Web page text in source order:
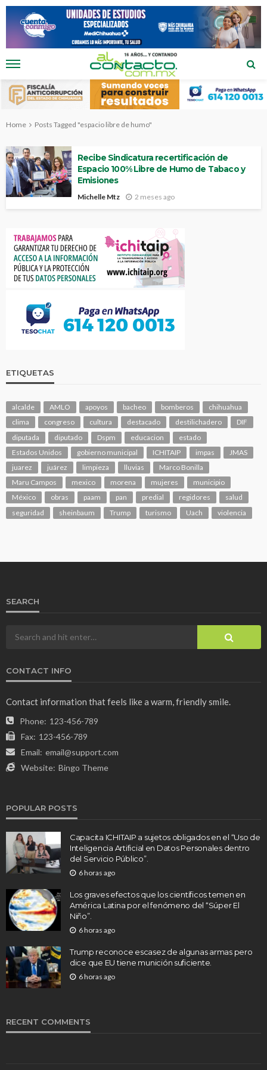
Home Posts Tagged "espacio libre de humo"
Recibe Sindicatura recertificación de
Espacio 100% Libre de Humo de Tabaco y
Emisiones
Michelle Mtz 2 meses ago
ETIQUETAS
alcalde AMLO apoyos bacheo bomberos
chihuahua
clima
congreso cultura destacado destilichadero
DIF
diputada
diputado Dspm educacion
estado
Estados Unidos
gobierno municipal ICHITAIP impas
JMAS
juarez
juárez limpieza lluvias
Marco Bonilla
Maru Campos
mexico morena mujeres
municipio
México
obras paam pan predial regidores
salud
seguridad
sheinbaum Trump turismo Uach violencia
SEARCH
CONTACT INFO
Contact information that feels like a warm, friendly smile.
Phone: 123-456-789
Fax: 123-456-789
Email: email@support.com
Website: Bingo Theme
POPULAR POSTS
Capacita ICHITAIP a sujetos obligados en el “Uso de
Inteligencia Artificial en Datos Personales dentro
del Servicio Público”.
6 horas ago
Los graves efectos que los científicos temen en
América Latina por el fenómeno del “Súper El
Niño”.
6 horas ago
Trump reconoce escasez de algunas armas pero
dice que EU tiene munición suficiente.
6 horas ago
RECENT COMMENTS